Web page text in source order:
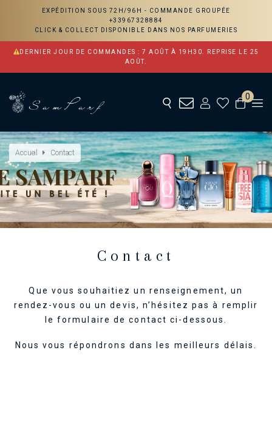
EXPÉDITION SOUS 72H/96H - COMMANDE GROUPÉE
+33967328884
CLICK & COLLECT DISPONIBLE DANS NOS PARFUMERIES
DERNIER JOUR DE COMMANDES : 7 AOÛT À 19H30. REPRISE LE 25
AOÛT.
0
Accueil Contact
Contact
Que vous souhaitiez un renseignement, un
rendez-vous ou un devis, n’hésitez pas à remplir
le formulaire de contact ci-dessous.
Nous vous répondrons dans les meilleurs délais.